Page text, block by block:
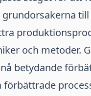
och metoder.
betydande